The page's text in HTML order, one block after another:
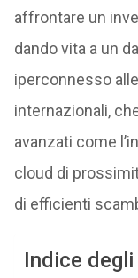
affrontare un
dando vita a un
iperconnesso
internazionali,
avanzati come
cloud di
di efficienti
Indice